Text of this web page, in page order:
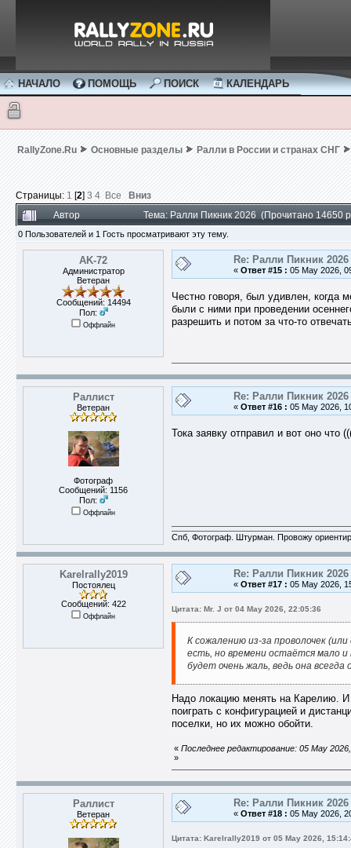
НАЧАЛО ПОМОЩЬ ПОИСК КАЛЕНДАРЬ
RallyZone.Ru Основные разделы Ралли в России и странах СНГ
Страницы: 1 [2] 3 4 Все
Вниз
Автор
Тема: Ралли Пикник 2026 (Прочитано 14650
0 Пользователей и 1 Гость просматривают эту тему.
AK-72
Администратор
Ветеран
Сообщений: 14494
Пол:
Оффлайн
Re: Ралли Пикник 2026
« Ответ #15 : 05 May 2026,
Честно говоря, был удивлен, когда
были с ними при проведении
разрешить и потом за что-то
Раллист
Ветеран
Фотограф
Сообщений: 1156
Пол:
Оффлайн
Re: Ралли Пикник 2026
« Ответ #16 : 05 May 2026,
Тока заявку отправил и вот оно что
Спб, Фотограф. Штурман. Провожу
Karelrally2019
Постоялец
Сообщений: 422
Оффлайн
Re: Ралли Пикник 2026
« Ответ #17 : 05 May 2026,
Цитата: Mr. J от 04 May 2026, 22:05:36
К сожалению из-за проволочек
есть, но времени остаётся мало
будет очень жаль, ведь она
Надо локацию менять на Карелию.
поиграть с конфигурацией и
поселки, но их можно обойти.
« Последнее редактирование: 05 May
»
Раллист
Ветеран
Re: Ралли Пикник 2026
« Ответ #18 : 05 May 2026,
Цитата: Karelrally2019 от 05 May 2026,